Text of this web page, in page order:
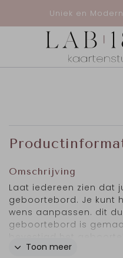
Uniek en
Omschrijving
Laat iedereen zien dat
geboortebord. Je kunt
wens aanpassen. dit
geboortebord is
of een andere gladde
Toon meer